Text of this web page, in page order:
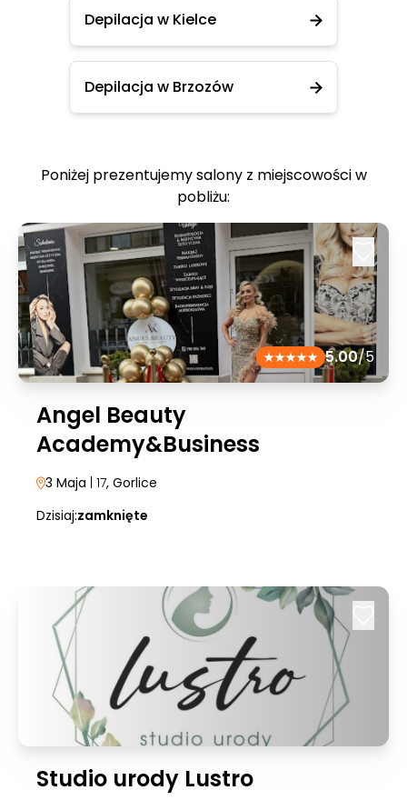
Depilacja w Kielce
Depilacja w Brzozów
Poniżej prezentujemy salony z miejscowości w
pobliżu:
5.00/5
Angel Beauty
Academy&Business
3 Maja | 17, Gorlice
Dzisiaj:zamknięte
Studio urody Lustro